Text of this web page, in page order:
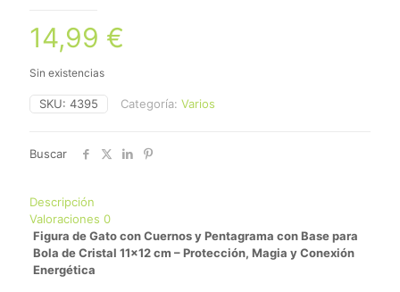
14,99 €
Sin existencias
SKU: 4395 Categoría: Varios
Buscar
Descripción
Valoraciones 0
Figura de Gato con Cuernos y Pentagrama con Base para
Bola de Cristal 11×12 cm – Protección, Magia y Conexión
Energética